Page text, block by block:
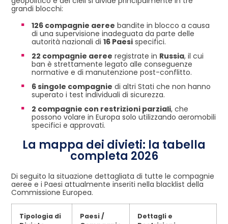
grandi blocchi:
126 compagnie aeree bandite in blocco a causa
di una supervisione inadeguata da parte delle
autorità nazionali di 16 Paesi specifici.
22 compagnie aeree registrate in Russia, il cui
ban è strettamente legato alle conseguenze
normative e di manutenzione post-conflitto.
6 singole compagnie di altri Stati che non hanno
superato i test individuali di sicurezza.
2 compagnie con restrizioni parziali, che
possono volare in Europa solo utilizzando aeromobili
specifici e approvati.
La mappa dei divieti: la tabella
completa 2026
Di seguito la situazione dettagliata di tutte le compagnie
aeree e i Paesi attualmente inseriti nella blacklist della
Commissione Europea.
Tipologia di
Paesi /
Dettagli e